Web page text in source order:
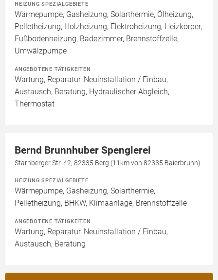
HEIZUNG SPEZIALGEBIETE
Wärmepumpe, Gasheizung, Solarthermie, Ölheizung,
Pelletheizung, Holzheizung, Elektroheizung, Heizkörper,
Fußbodenheizung, Badezimmer, Brennstoffzelle,
Umwälzpumpe
ANGEBOTENE TÄTIGKEITEN
Wartung, Reparatur, Neuinstallation / Einbau,
Austausch, Beratung, Hydraulischer Abgleich,
Thermostat
Bernd Brunnhuber Spenglerei
Starnberger Str. 42, 82335 Berg (11km von 82335 Baierbrunn)
HEIZUNG SPEZIALGEBIETE
Wärmepumpe, Gasheizung, Solarthermie,
Pelletheizung, BHKW, Klimaanlage, Brennstoffzelle
ANGEBOTENE TÄTIGKEITEN
Wartung, Reparatur, Neuinstallation / Einbau,
Austausch, Beratung